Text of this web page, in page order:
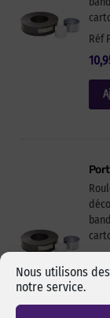
Nous utilisons
notre service.
Réf